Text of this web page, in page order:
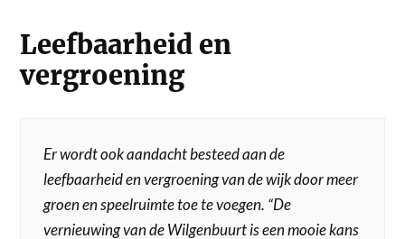
Leefbaarheid en
vergroening
Er wordt ook aandacht besteed aan de
leefbaarheid en vergroening van de wijk door meer
groen en speelruimte toe te voegen. “De
vernieuwing van de Wilgenbuurt is een mooie kans